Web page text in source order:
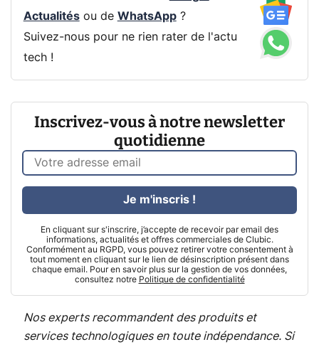
Actualitésou de WhatsApp?
Suivez-nous pour ne rien rater de l'actu
tech !
Inscrivez-vous à notre newsletter
quotidienne
En cliquant sur s'inscrire, j’accepte de recevoir par email des
informations, actualités et offres commerciales de Clubic.
Conformément au RGPD, vous pouvez retirer votre consentement à
tout moment en cliquant sur le lien de désinscription présent dans
chaque email. Pour en savoir plus sur la gestion de vos données,
consultez notre Politique de confidentialité
Je m'inscris !
Nos experts recommandent des produits et
services technologiques en toute indépendance. Si